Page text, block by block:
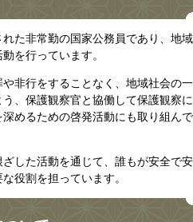
た非常勤の国家公務員であり、地域
を行っています。
非行をすることなく、地域社会の一
、保護観察官と協働して保護観察に
めるための啓発活動にも取り組んで
した活動を通じて、誰もが安全で安
役割を担っています。